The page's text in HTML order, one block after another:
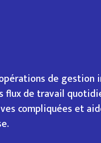
de gestion
flux de travail
compliquées et